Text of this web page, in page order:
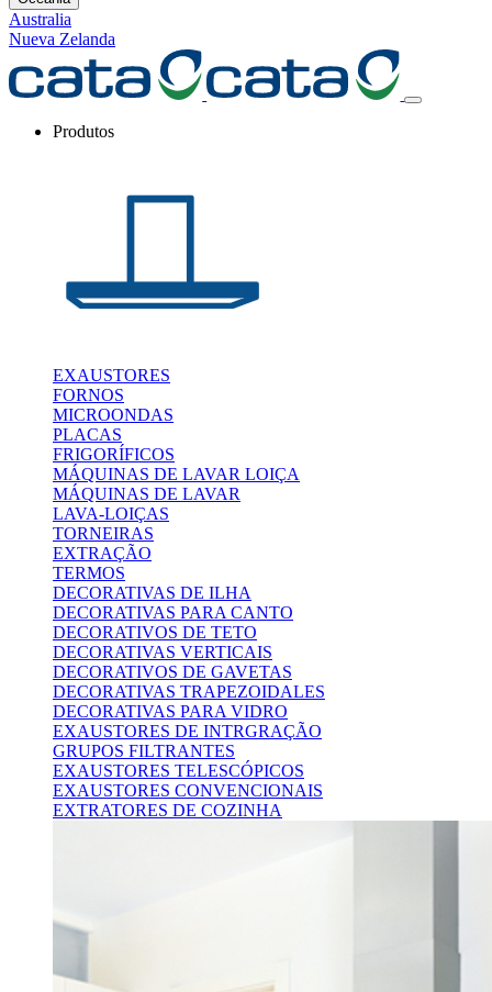
Australia
Nueva Zelanda
Produtos
EXAUSTORES
FORNOS
MICROONDAS
PLACAS
FRIGORÍFICOS
MÁQUINAS DE LAVAR LOIÇA
MÁQUINAS DE LAVAR
LAVA-LOIÇAS
TORNEIRAS
EXTRAÇÃO
TERMOS
DECORATIVAS DE ILHA
DECORATIVAS PARA CANTO
DECORATIVOS DE TETO
DECORATIVAS VERTICAIS
DECORATIVOS DE GAVETAS
DECORATIVAS TRAPEZOIDALES
DECORATIVAS PARA VIDRO
EXAUSTORES DE INTRGRAÇÃO
GRUPOS FILTRANTES
EXAUSTORES TELESCÓPICOS
EXAUSTORES CONVENCIONAIS
EXTRATORES DE COZINHA